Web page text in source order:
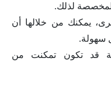
لذلك.
يمكنك من خلالها أن
سهولة.
قد تكون تمكنت من